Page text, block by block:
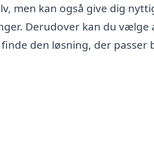
men kan også give dig
Derudover kan du vælge
den løsning, der passer